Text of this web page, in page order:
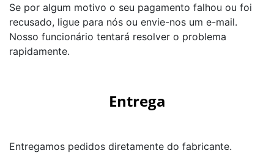
Se por algum motivo o seu pagamento falhou ou foi
recusado, ligue para nós ou envie-nos um e-mail.
Nosso funcionário tentará resolver o problema
rapidamente.
Entrega
Entregamos pedidos diretamente do fabricante.